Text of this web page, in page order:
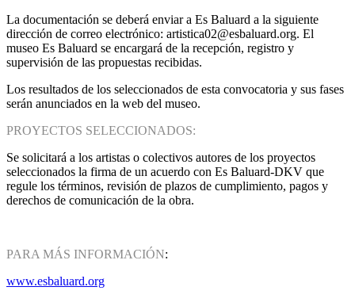
La documentación se deberá enviar a Es Baluard a la siguiente
dirección de correo electrónico: artistica02@esbaluard.org. El
museo Es Baluard se encargará de la recepción, registro y
supervisión de las propuestas recibidas.
Los resultados de los seleccionados de esta convocatoria y sus fases
serán anunciados en la web del museo.
PROYECTOS SELECCIONADOS:
Se solicitará a los artistas o colectivos autores de los proyectos
seleccionados la firma de un acuerdo con Es Baluard-DKV que
regule los términos, revisión de plazos de cumplimiento, pagos y
derechos de comunicación de la obra.
PARA MÁS INFORMACIÓN:
www.esbaluard.org